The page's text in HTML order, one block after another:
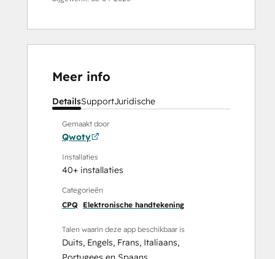
Meer info
DetailsSupportJuridische
Gemaakt door
Qwoty
Installaties
40+ installaties
Categorieën
CPQ
Elektronische handtekening
Talen waarin deze app beschikbaar is
Duits, Engels, Frans, Italiaans,